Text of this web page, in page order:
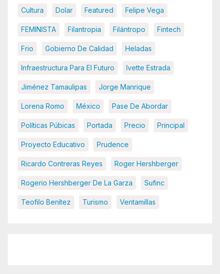
Cultura Dolar Featured Felipe Vega
FEMINISTA Filantropia Filántropo Fintech
Frio Gobierno De Calidad Heladas
Infraestructura Para El Futuro Ivette Estrada
Jiménez Tamaulipas Jorge Manrique
Lorena Romo México Pase De Abordar
Políticas Púbicas Portada Precio Principal
Proyecto Educativo Prudence
Ricardo Contreras Reyes Roger Hershberger
Rogerio Hershberger De La Garza Sufinc
Teofilo Benítez Turismo Ventamillas